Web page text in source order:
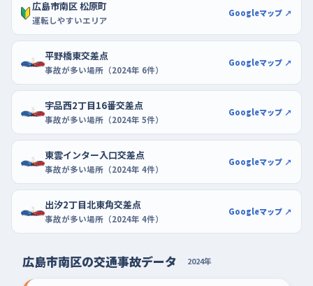
広島市南区 松原町
運転しやすいエリア
Googleマップ ↗
平野橋東交差点
事故が多い場所（2024年 6件）
Googleマップ ↗
宇品西2丁目16番交差点
事故が多い場所（2024年 5件）
Googleマップ ↗
東雲インター入口交差点
事故が多い場所（2024年 4件）
Googleマップ ↗
出汐2丁目北東角交差点
事故が多い場所（2024年 4件）
Googleマップ ↗
広島市南区の交通事故データ 2024年